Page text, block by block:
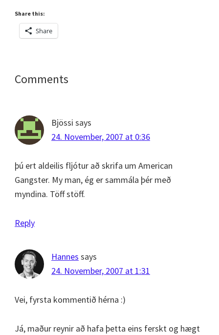
Share this:
Share
Reader
Comments
Bjössi says
24. November, 2007 at 0:36
þú ert aldeilis fljótur að skrifa um American
Gangster. My man, ég er sammála þér með
myndina. Töff stöff.
Reply
Hannes says
24. November, 2007 at 1:31
Vei, fyrsta kommentið hérna :)
Já, maður reynir að hafa þetta eins ferskt og hægt